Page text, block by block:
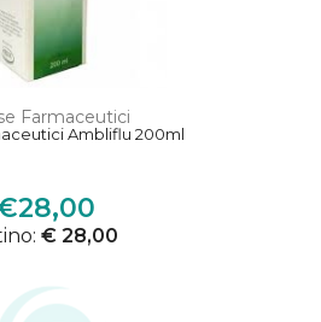
Farmaceutici
Ambliflu 200ml
€ 28,00